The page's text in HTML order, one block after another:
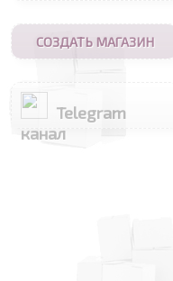
СОЗДАТЬ МАГАЗИН
Telegram
канал